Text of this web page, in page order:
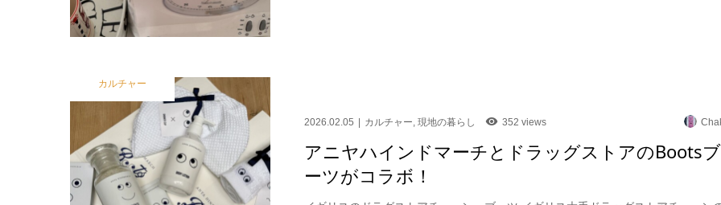
カルチャー
2026.02.05 カルチャー,現地の暮らし 352 views
アニヤハインドマーチとドラッグストアのBootsブ
ーツがコラボ！